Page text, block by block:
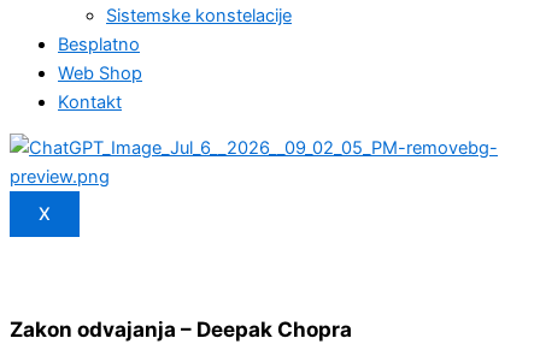
Sistemske konstelacije
Besplatno
Web Shop
Kontakt
X
Zakon odvajanja – Deepak Chopra